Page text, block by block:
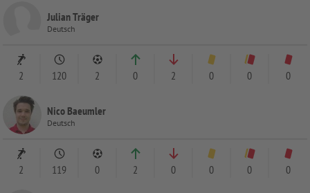
Julian Träger
Deutsch
2 120 2 0 2 0 0 0
Nico Baeumler
Deutsch
2 119 0 2 0 0 0 0